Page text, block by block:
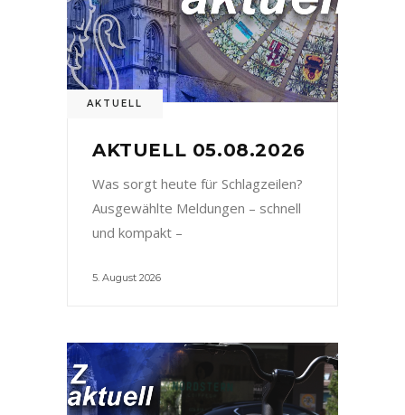
AKTUELL
AKTUELL 05.08.2026
Was sorgt heute für Schlagzeilen?
Ausgewählte Meldungen – schnell
und kompakt –
5. August 2026